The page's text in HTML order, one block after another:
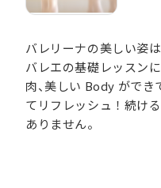
バレリーナの美しい姿
バレエの基礎レッスン
肉、美しい Body がで
てリフレッシュ！続け
ありません。